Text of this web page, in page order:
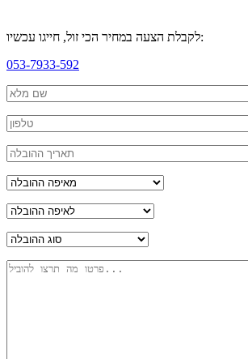
לקבלת הצעה במחיר הכי זול, חייגו עכשיו:
053-7933-592